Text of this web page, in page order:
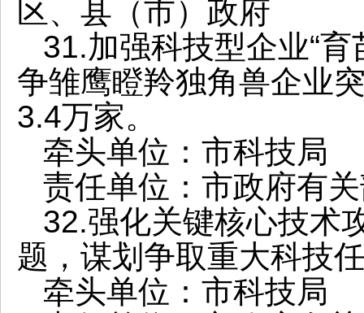
区、县（市）政府
31.加强科技型企业“
争雏鹰瞪羚独角兽企业
3.4万家。
牵头单位：市科技局
责任单位：市政府有
32.强化关键核心技术
题，谋划争取重大科技
牵头单位：市科技局